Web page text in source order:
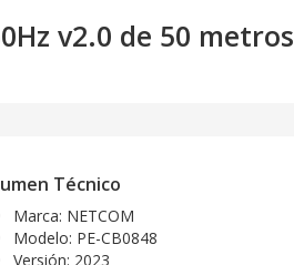
v2.0 de 50 metros
Técnico
Marca: NETCOM
Modelo: PE-CB0848
Versión: 2023